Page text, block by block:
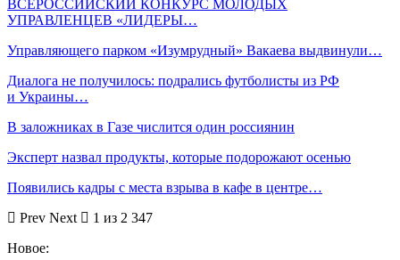
ВСЕРОССИЙСКИЙ КОНКУРС МОЛОДЫХ
УПРАВЛЕНЦЕВ «ЛИДЕРЫ…
Управляющего парком «Изумрудный» Вакаева выдвинули…
Диалога не получилось: подрались футболисты из РФ
и Украины…
В заложниках в Газе числится один россиянин
Эксперт назвал продукты, которые подорожают осенью
Появились кадры с места взрыва в кафе в центре…
Prev Next
1 из 2 347
Новое: